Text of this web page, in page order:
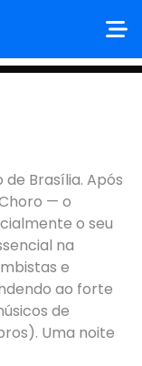
de Brasília. Após
— o
o seu
na
e
ao forte
de
Uma noite